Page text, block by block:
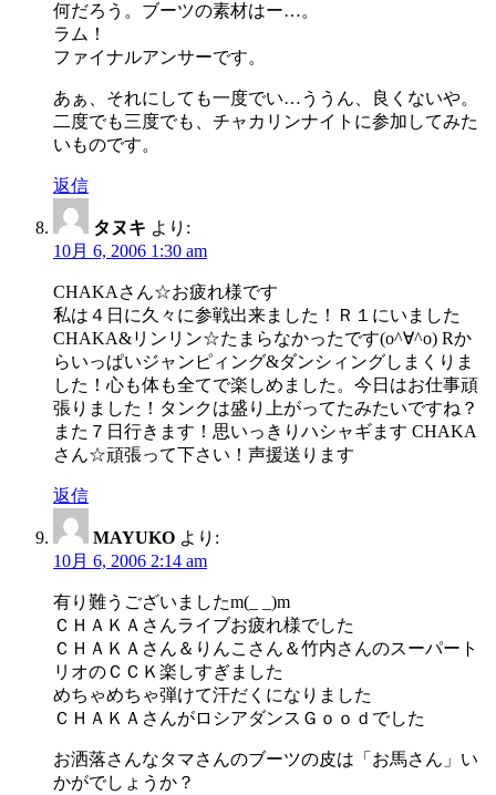
何だろう。ブーツの素材はー…。
ラム！
ファイナルアンサーです。
あぁ、それにしても一度でい…ううん、良くないや。
二度でも三度でも、チャカリンナイトに参加してみた
いものです。
返信
タヌキ より:
10月 6, 2006 1:30 am
CHAKAさん☆お疲れ様です
私は４日に久々に参戦出来ました！Ｒ１にいました
CHAKA&リンリン☆たまらなかったです(o^∀^o) Rか
らいっぱいジャンピィング&ダンシィングしまくりま
した！心も体も全てで楽しめました。今日はお仕事頑
張りました！タンクは盛り上がってたみたいですね？
また７日行きます！思いっきりハシャギます CHAKA
さん☆頑張って下さい！声援送ります
返信
MAYUKO より:
10月 6, 2006 2:14 am
有り難うございましたm(_ _)m
ＣＨＡＫＡさんライブお疲れ様でした
ＣＨＡＫＡさん＆りんこさん＆竹内さんのスーパート
リオのＣＣＫ楽しすぎました
めちゃめちゃ弾けて汗だくになりました
ＣＨＡＫＡさんがロシアダンスＧｏｏｄでした
お洒落さんなタマさんのブーツの皮は「お馬さん」い
かがでしょうか？